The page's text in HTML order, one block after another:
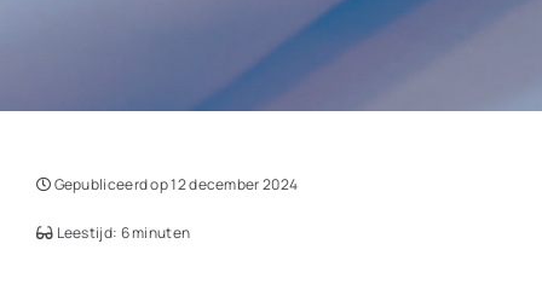
Gepubliceerd op 12 december 2024
Leestijd: 6 minuten